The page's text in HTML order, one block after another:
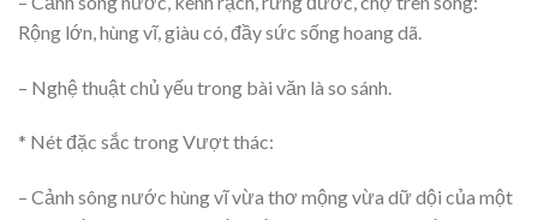
Rộng lớn, hùng vĩ, giàu có, đầy sức sống hoang dã.
– Nghệ thuật chủ yếu trong bài văn là so sánh.
* Nét đặc sắc trong Vượt thác:
– Cảnh sông nước hùng vĩ vừa thơ mộng vừa dữ dội của một